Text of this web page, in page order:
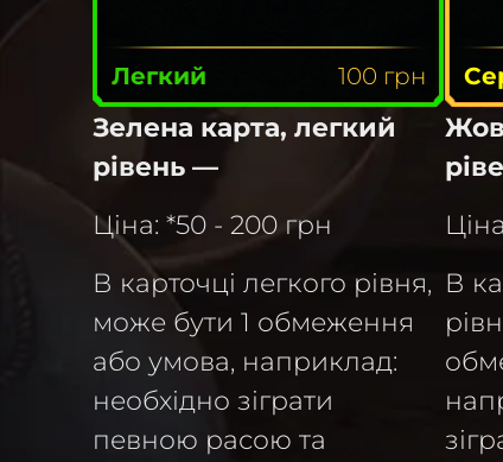
Легкий 100 грн
Зелена карта, легкий
рівень —
Ціна: *50 - 200 грн
В карточці легкого рівня,
може бути 1 обмеження
або умова, наприклад:
необхідно зіграти
певною расою та
В